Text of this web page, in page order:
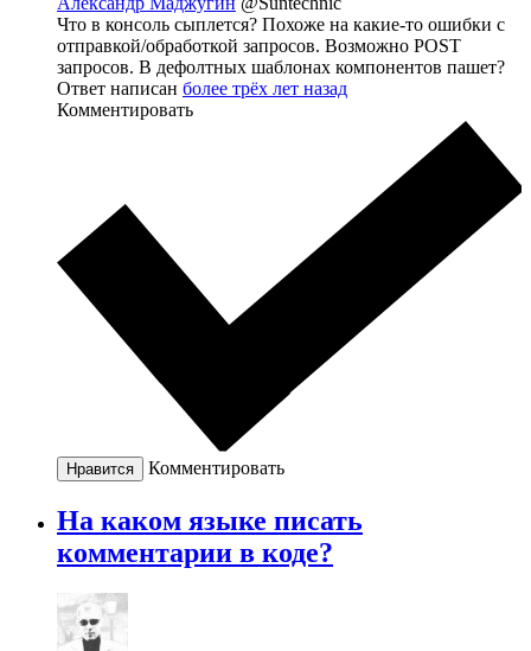
Что в консоль сыплется? Похоже на какие-то ошибки с
отправкой/обработкой запросов. Возможно POST
запросов. В дефолтных шаблонах компонентов пашет?
Ответ написан более трёх лет назад
Комментировать
Нравится Комментировать
На каком языке писать
комментарии в коде?